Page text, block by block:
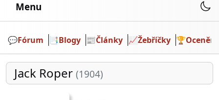
Menu
💬️Fórum 📑Blogy 📰Články 📈Žebříčky 🏆Ocenění
Jack Roper (1904)